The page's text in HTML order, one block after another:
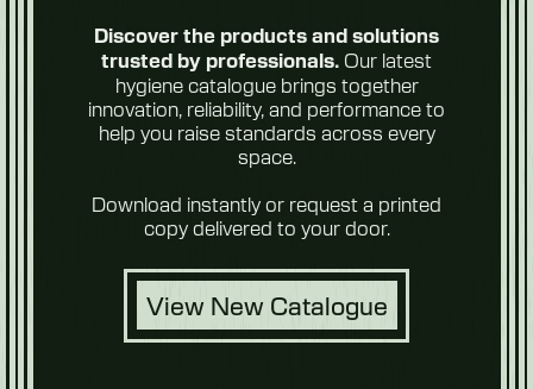
Frutas y
verduras
Discover the products and solutions
trusted by professionals. Our latest
hygiene catalogue brings together
innovation, reliability, and performance to
help you raise standards across every
space.
Download instantly or request a printed
copy delivered to your door.
View New Catalogue